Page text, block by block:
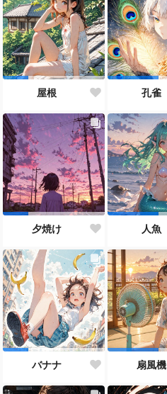
屋根 孔雀
夕焼け 人魚
バナナ 扇風機